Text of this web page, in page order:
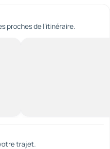
proches de l’itinéraire.
trajet.